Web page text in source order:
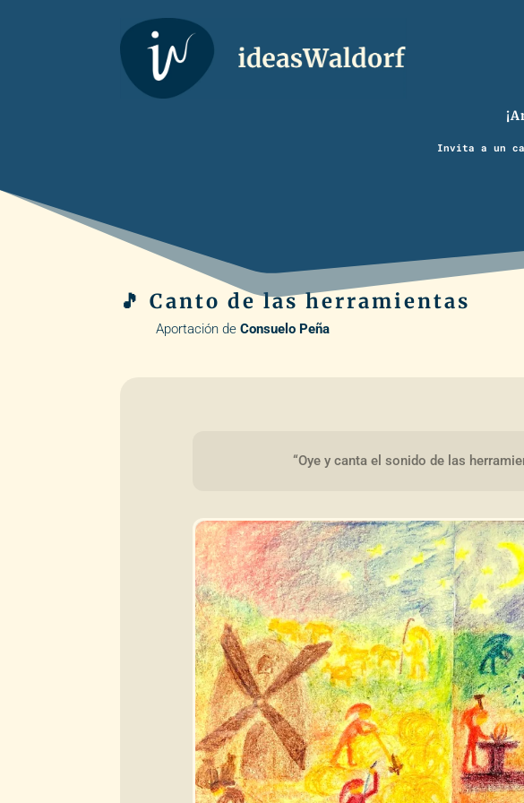
Invita a un
🎵 Canto de las herramientas
Aportación deConsuelo Peña
“Oye y canta el sonido de las